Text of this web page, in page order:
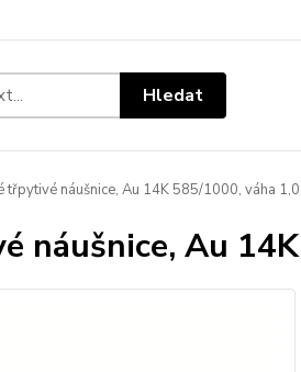
Hledat
třpytivé náušnice, Au 14K 585/1000, váha
náušnice, Au